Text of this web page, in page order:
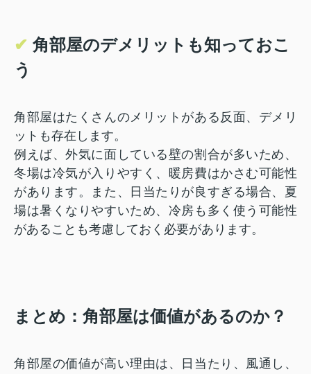
✔ 角部屋のデメリットも知っておこ
う
角部屋はたくさんのメリットがある反面、デメリ
ットも存在します。
例えば、外気に面している壁の割合が多いため、
冬場は冷気が入りやすく、暖房費はかさむ可能性
があります。また、日当たりが良すぎる場合、夏
場は暑くなりやすいため、冷房も多く使う可能性
があることも考慮しておく必要があります。
まとめ：角部屋は価値があるのか？
角部屋の価値が高い理由は、日当たり、風通し、